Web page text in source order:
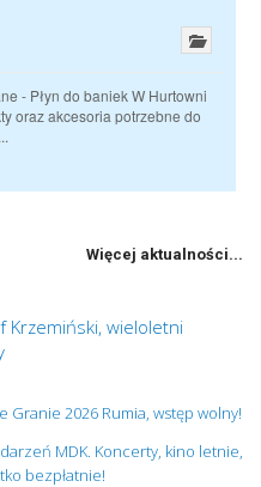
- Płyn do baniek W Hurtowni
oraz akcesoria potrzebne do
Więcej aktualności...
Krzemiński, wieloletni
Granie 2026 Rumia, wstęp wolny!
MDK. Koncerty, kino letnie,
bezpłatnie!